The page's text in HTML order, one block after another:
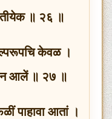
॥ २६ ॥
केवळ ।
आलें ॥ २७ ॥
पाहावा आतां ।